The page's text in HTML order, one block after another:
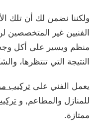
ولكننا نضمن لك أن تلك
الفنيين غير المتخصصين
منظم ويسير على أكل
النتيجة التي تنتظرها،
يعمل الفني على تركيب
للمنازل والمطاعم, و
ممتازة.